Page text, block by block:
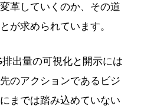
革していくのか、その道
が求められています。
排出量の可視化と開示には
のアクションであるビジ
までは踏み込めていない